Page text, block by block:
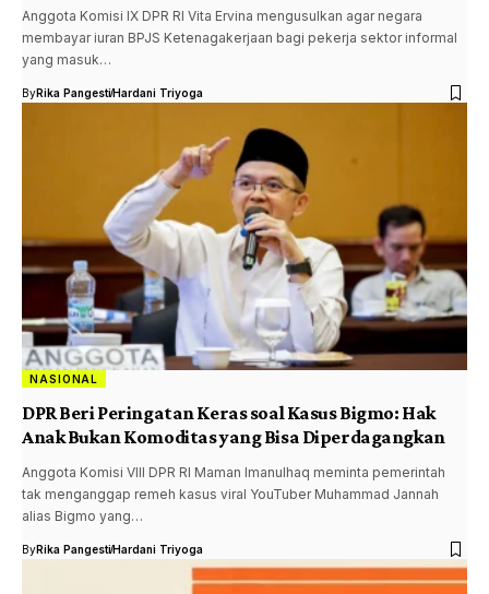
Anggota Komisi IX DPR RI Vita Ervina mengusulkan agar negara
membayar iuran BPJS Ketenagakerjaan bagi pekerja sektor informal
yang masuk…
ByRika PangestiHardani Triyoga
NASIONAL
DPR Beri Peringatan Keras soal Kasus Bigmo: Hak
Anak Bukan Komoditas yang Bisa Diperdagangkan
Anggota Komisi VIII DPR RI Maman Imanulhaq meminta pemerintah
tak menganggap remeh kasus viral YouTuber Muhammad Jannah
alias Bigmo yang…
ByRika PangestiHardani Triyoga